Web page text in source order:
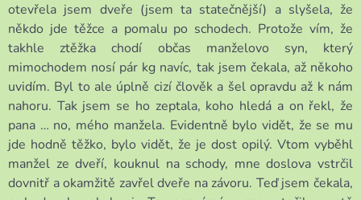
otevřela jsem dveře (jsem ta statečnější) a slyšela, že
někdo jde těžce a pomalu po schodech. Protože vím, že
takhle ztěžka chodí občas manželovo syn, který
mimochodem nosí pár kg navíc, tak jsem čekala, až někoho
uvidím. Byl to ale úplně cizí člověk a šel opravdu až k nám
nahoru. Tak jsem se ho zeptala, koho hledá a on řekl, že
pana … no, mého manžela. Evidentně bylo vidět, že se mu
jde hodně těžko, bylo vidět, že je dost opilý. Vtom vyběhl
manžel ze dveří, kouknul na schody, mne doslova vstrčil
dovnitř a okamžitě zavřel dveře na závoru. Teď jsem čekala,